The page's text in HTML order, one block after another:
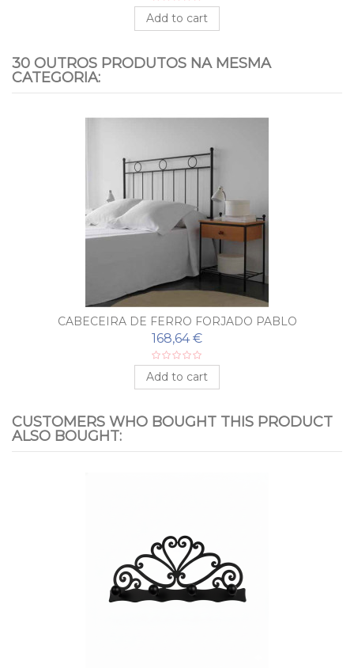
Add to cart
30 OUTROS PRODUTOS NA MESMA
CATEGORIA:
CABECEIRA DE FERRO FORJADO PABLO
168,64 €
Add to cart
CUSTOMERS WHO BOUGHT THIS PRODUCT
ALSO BOUGHT: